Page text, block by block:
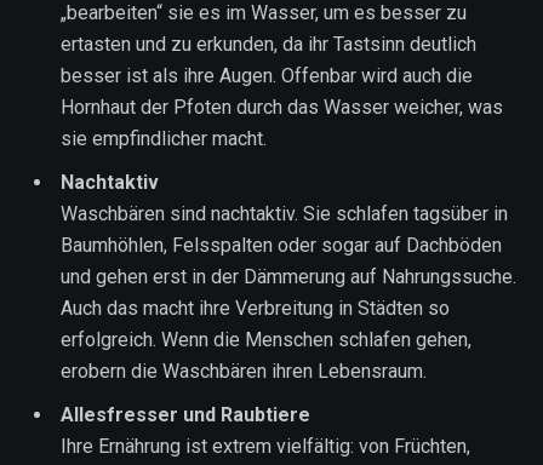
„bearbeiten“ sie es im Wasser, um es besser zu
ertasten und zu erkunden, da ihr Tastsinn deutlich
besser ist als ihre Augen. Offenbar wird auch die
Hornhaut der Pfoten durch das Wasser weicher, was
sie empfindlicher macht.
Nachtaktiv
Waschbären sind nachtaktiv. Sie schlafen tagsüber in
Baumhöhlen, Felsspalten oder sogar auf Dachböden
und gehen erst in der Dämmerung auf Nahrungssuche.
Auch das macht ihre Verbreitung in Städten so
erfolgreich. Wenn die Menschen schlafen gehen,
erobern die Waschbären ihren Lebensraum.
Allesfresser und Raubtiere
Ihre Ernährung ist extrem vielfältig: von Früchten,